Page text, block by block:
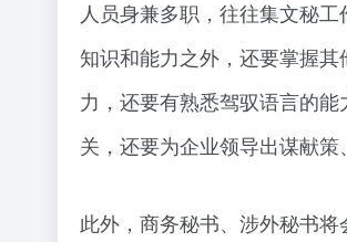
人员身兼多职，往往集文秘
知识和能力之外，还要掌握
力，还要有熟悉驾驭语言的能
关，还要为企业领导出谋献策
此外，商务秘书、涉外秘书